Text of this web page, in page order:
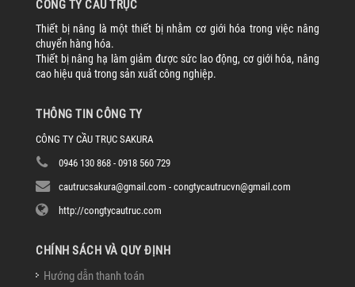
CÔNG TY CẦU TRỤC
Thiết bị nâng là một thiết bị nhằm cơ giới hóa trong việc nâng
chuyển hàng hóa.
Thiết bị nâng hạ làm giảm được sức lao động, cơ giới hóa, nâng
cao hiệu quả trong sản xuất công nghiệp.
THÔNG TIN CÔNG TY
CÔNG TY CẦU TRỤC SAKURA
0946 130 868 - 0918 560 729
cautrucsakura@gmail.com - congtycautrucvn@gmail.com
http://congtycautruc.com
CHÍNH SÁCH VÀ QUY ĐỊNH
Hướng dẫn thanh toán